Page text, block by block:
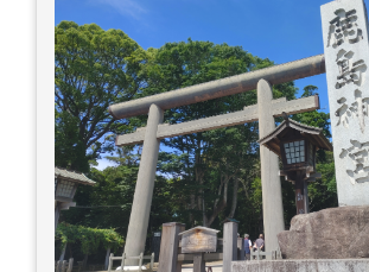
バーグはレアな焼き加減でとっても
最高に美味しかったです！！目の前
カットしてくれるのもとっても良か
れは何個でも行けてしまう勢い、、！！
静岡へ行く予定がありましたら是非
って見てください！予約は行ってい
で、時と場合とタイミングと要相談
す、、！！！